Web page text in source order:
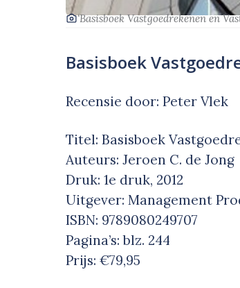
‘Basisboek Vastgoedrekenen en
Basisboek
Recensie door: Peter Vlek
Titel: Basisboek
Auteurs: Jeroen C. de Jong
Druk: 1e druk, 2012
Uitgever: Management
ISBN: 9789080249707
Pagina’s: blz. 244
Prijs: €79,95